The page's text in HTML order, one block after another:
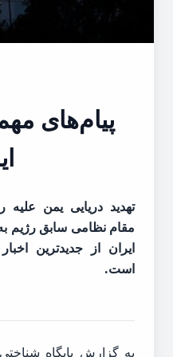
پیام‌های
تهدید دریایی یمن
مقام نظامی سابق رژیم
ایران از جدیدترین
است.
به گزارش پایگاه شناختی